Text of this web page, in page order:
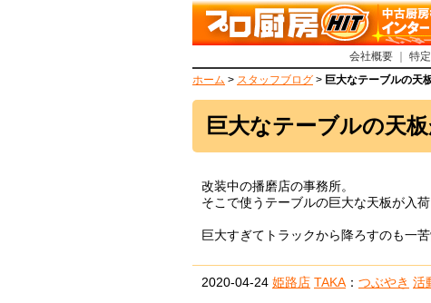
会社概要 特
ホーム > スタッフブログ > 巨大なテーブルの天
巨大なテーブルの天板
改装中の播磨店の事務所。
そこで使うテーブルの巨大な天板が入荷
巨大すぎてトラックから降ろすのも一
2020-04-24 姫路店 TAKA ： つぶやき 活